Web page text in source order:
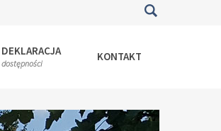
DEKLARACJA
dostępności KONTAKT